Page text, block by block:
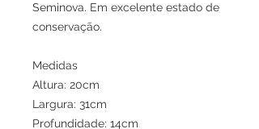
Seminova. Em excelente estado de
conservação.
Medidas
Altura: 20cm
Largura: 31cm
Profundidade: 14cm